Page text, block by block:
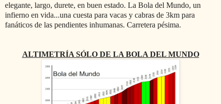
elegante, largo, durete, en buen estado. La Bola del Mundo, un
infierno en vida...una cuesta para vacas y cabras de 3km para
fanáticos de las pendientes inhumanas. Carretera pésima.
ALTIMETRÍA SÓLO DE LA BOLA DEL MUNDO